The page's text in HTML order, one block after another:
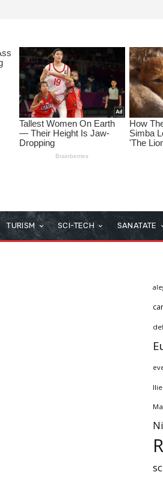
TURISM SCI-TECH SANATATE